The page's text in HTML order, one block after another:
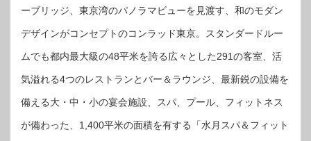
ーブリッジ、東京湾のパノラマビューを見渡す、和のモダン
デザインがコンセプトのコンラッド東京。スタンダードルー
ムでも都内最大級の48平米を誇る広々とした291の客室、活
気溢れる4つのレストランとバー＆ラウンジ、最新鋭の設備を
備える大・中・小の宴会施設、スパ、プール、フィットネス
が備わった、1,400平米の面積を有する「水月スパ＆フィット